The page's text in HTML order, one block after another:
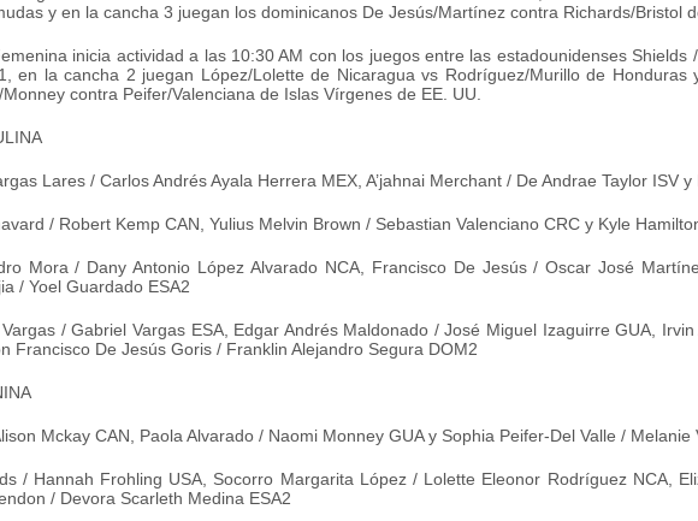
y en la cancha 3 juegan los dominicanos De Jesús/Martínez contra Richards/Bristol
inicia actividad a las 10:30 AM con los juegos entre las estadounidenses Shields
en la cancha 2 juegan López/Lolette de Nicaragua vs Rodríguez/Murillo de
contra Peifer/Valenciana de Islas Vírgenes de EE. UU.
Lares / Carlos Andrés Ayala Herrera MEX, A’jahnai Merchant / De Andrae Taylor ISV
/ Robert Kemp CAN, Yulius Melvin Brown / Sebastian Valenciano CRC y Kyle
Mora / Dany Antonio López Alvarado NCA, Francisco De Jesús / Oscar José
/ Yoel Guardado ESA2
/ Gabriel Vargas ESA, Edgar Andrés Maldonado / José Miguel Izaguirre GUA,
Francisco De Jesús Goris / Franklin Alejandro Segura DOM2
Mckay CAN, Paola Alvarado / Naomi Monney GUA y Sophia Peifer-Del Valle / Melanie
/ Hannah Frohling USA, Socorro Margarita López / Lolette Eleonor Rodríguez NCA,
/ Devora Scarleth Medina ESA2